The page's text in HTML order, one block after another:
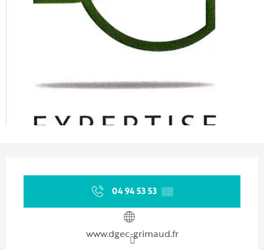
04 94 53 53 ▒▒
www.dgec-grimaud.fr